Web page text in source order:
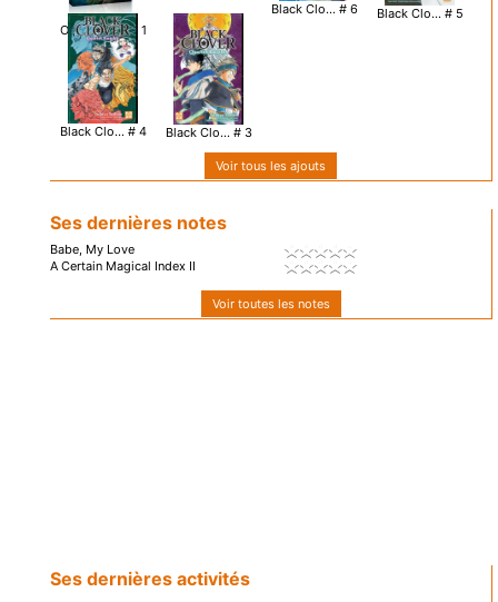
One Piece... # 1
Black Clo... # 6 Black Clo... # 5
Black Clo... # 4 Black Clo... # 3
Voir tous les ajouts
Ses dernières notes
Babe, My Love
A Certain Magical Index II
Voir toutes les notes
Ses dernières activités